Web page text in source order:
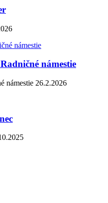
námestie
námestie 26.2.2026